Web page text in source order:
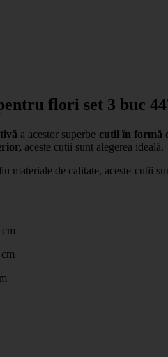
flori set 3 buc
a acestor superbe cutii în formă
aceste cutii sunt alegerea ideală.
materiale de calitate, aceste cutii